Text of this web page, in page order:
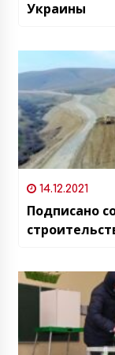
Украины
14.12.2021
Подписано